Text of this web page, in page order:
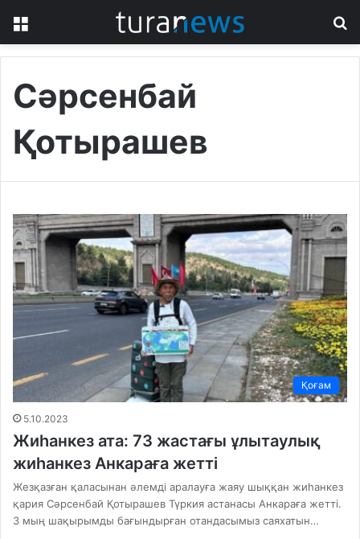
Сәрсенбай
Қотырашев
Қоғам
5.10.2023
Жиһанкез ата: 73 жастағы ұлытаулық
жиһанкез Анкараға жетті
Жезқазған қаласынан әлемді аралауға жаяу шыққан жиһанкез
қария Сәрсенбай Қотырашев Түркия астанасы Анкараға жетті.
3 мың шақырымды бағындырған отандасымыз саяхатын…